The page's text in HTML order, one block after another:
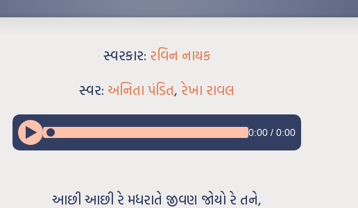
સ્વરકાર: રવિન નાયક
સ્વર: અનિતા પંડિત, રેખા રાવલ
0:00 / 0:00
આછી આછી રે મધરાતે જીવણ જોયો રે તને,